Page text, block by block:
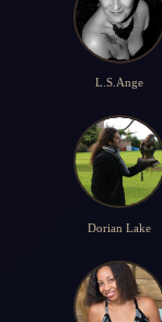
L.S.Ange
Dorian Lake